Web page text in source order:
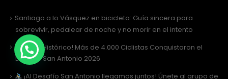
Santiago a lo Vásquez en bicicleta: Guía sincera para
sobrevivir, pedalear de noche y no morir en el intento
¡Récord Histórico! Más de 4.000 Ciclistas Conquistaron el
Desafío San Antonio 2026
¡Al Desafío San Antonio llegamos juntos! Únete al grupo de